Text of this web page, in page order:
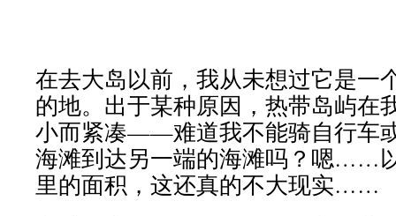
在去大岛以前，我从未想过它是一
的地。出于某种原因，热带岛屿在
小而紧凑——难道我不能骑自行车
海滩到达另一端的海滩吗？嗯……
里的面积，这还真的不大现实……